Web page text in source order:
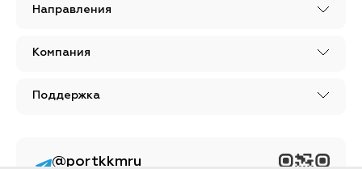
Направления
Компания
Поддержка
@portkkmru